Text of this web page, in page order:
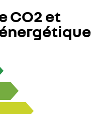
CO2 et